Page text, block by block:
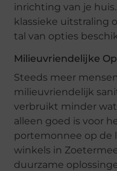
inrichting van je
klassieke uitstraling
tal van opties
Milieuvriendelijke
Steeds meer
milieuvriendelijk
verbruikt minder
alleen goed is voor
portemonnee op de
winkels in
duurzame